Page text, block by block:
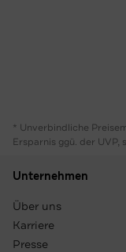
* Unverbindliche
Ersparnis ggü. der UVP,
Unternehmen
Über uns
Karriere
Presse